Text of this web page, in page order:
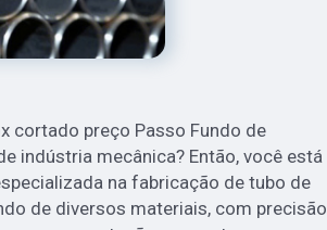
cortado preço Passo Fundo de
indústria mecânica? Então, você está
na fabricação de tubo de
de diversos materiais, com precisão